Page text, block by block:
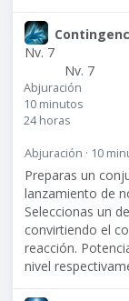
Nv. 7
Nv. 7
Abjuración
10 minutos
24 horas
Abjuración · 10
Preparas un
lanzamiento de
Seleccionas un
convirtiendo el
reacción.
nivel